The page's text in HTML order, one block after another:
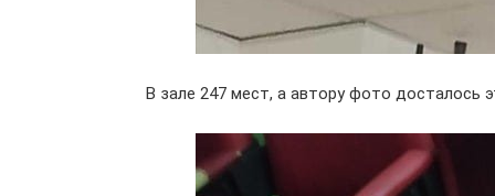
В зале 247 мест, а автору фото досталось